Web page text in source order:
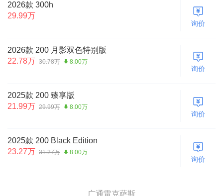
2026款 300h
29.99万
询价
2026款 200 月影双色特别版
22.78万 30.78万 8.00万
询价
2025款 200 臻享版
21.99万 29.99万 8.00万
询价
2025款 200 Black Edition
23.27万 31.27万 8.00万
询价
广通雷克萨斯